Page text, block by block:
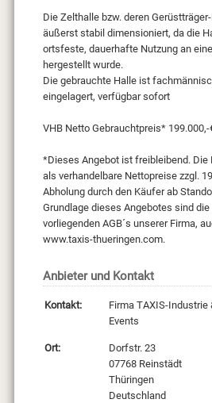
Die Zelthalle bzw. deren
äußerst stabil dimensioniert, da die
ortsfeste, dauerhafte Nutzung an
hergestellt wurde.
Die gebrauchte Halle ist
eingelagert, verfügbar sofort
VHB Netto Gebrauchtpreis* 199.000,-
*Dieses Angebot ist freibleibend. Die
als verhandelbare Nettopreise zzgl.
Abholung durch den Käufer ab
Grundlage dieses Angebotes sind
vorliegenden AGB´s unserer Firma,
www.taxis-thueringen.com.
Anbieter und Kontakt
Kontakt:
Firma TAXIS-Industrie
Events
Ort:
Dorfstr. 23
07768 Reinstädt
Thüringen
Deutschland